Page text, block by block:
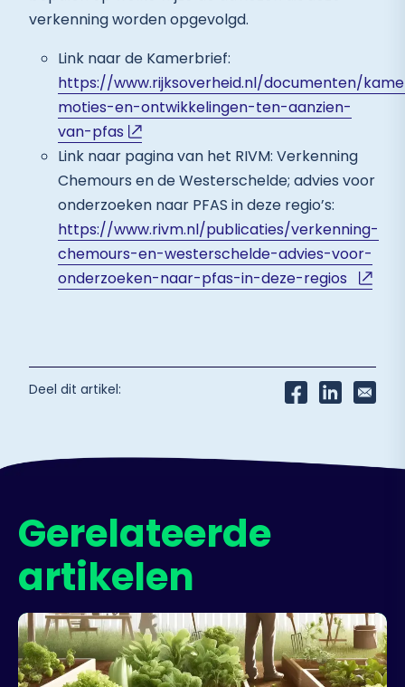
verkenning worden opgevolgd.
Link naar de Kamerbrief:
https://www.rijksoverheid.nl/documenten/
moties-en-ontwikkelingen-ten-aanzien-
van-pfas
Link naar pagina van het RIVM: Verkenning
Chemours en de Westerschelde; advies voor
onderzoeken naar PFAS in deze regio’s:
https://www.rivm.nl/publicaties/verkenning-
chemours-en-westerschelde-advies-voor-
onderzoeken-naar-pfas-in-deze-regios
Deel dit artikel:
Gerelateerde
artikelen